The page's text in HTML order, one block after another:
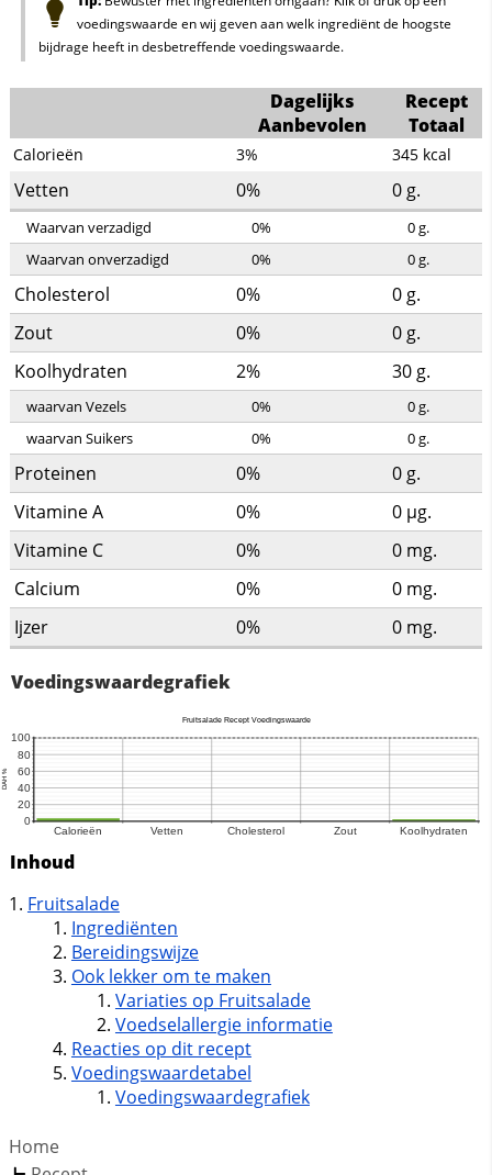
voedingswaarde en wij geven aan welk ingrediënt de hoogste
bijdrage heeft in desbetreffende voedingswaarde.
Dagelijks
Aanbevolen
Recept
Totaal
Calorieën 3% 345 kcal
Vetten 0% 0g.
Waarvan verzadigd 0% 0g.
Waarvan onverzadigd
0% 0g.
Cholesterol 0% 0g.
Zout
0% 0g.
Koolhydraten
2% 30g.
waarvan Vezels 0% 0g.
waarvan Suikers
0% 0g.
Proteinen 0% 0g.
Vitamine A
0% 0 µg.
Vitamine C
0% 0 mg.
Calcium
0% 0 mg.
Ijzer
0% 0 mg.
Voedingswaardegrafiek
Inhoud
Fruitsalade
Ingrediënten
Bereidingswijze
Ook lekker om te maken
Variaties op Fruitsalade
Voedselallergie informatie
Reacties op dit recept
Voedingswaardetabel
Voedingswaardegrafiek
Home